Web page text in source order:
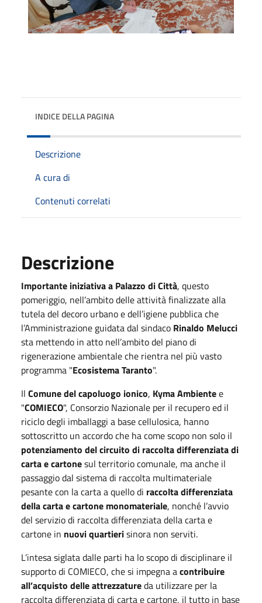
INDICE DELLA PAGINA
Descrizione
A cura di
Contenuti correlati
Descrizione
Importante iniziativa a Palazzo di Città, questo
pomeriggio, nell’ambito delle attività finalizzate alla
tutela del decoro urbano e dell’igiene pubblica che
l’Amministrazione guidata dal sindaco Rinaldo Melucci
sta mettendo in atto nell’ambito del piano di
rigenerazione ambientale che rientra nel più vasto
programma "Ecosistema Taranto".
Il Comune del capoluogo ionico, Kyma Ambientee
"COMIECO", Consorzio Nazionale per il recupero ed il
riciclo degli imballaggi a base cellulosica, hanno
sottoscritto un accordo che ha come scopo non solo il
potenziamento del circuito di raccolta differenziata di
carta e cartonesul territorio comunale, ma anche il
passaggio dal sistema di raccolta multimateriale
pesante con la carta a quello di raccolta differenziata
della carta e cartone monomateriale, nonché l’avvio
del servizio di raccolta differenziata della carta e
cartone in nuovi quartierisinora non serviti.
L’intesa siglata dalle parti ha lo scopo di disciplinare il
supporto di COMIECO, che si impegna acontribuire
all’acquisto delle attrezzatureda utilizzare per la
raccolta differenziata di carta e cartone, il tutto in base